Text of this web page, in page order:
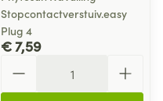
Stopcontactverstuiv.easy
Plug 4
€ 7,59